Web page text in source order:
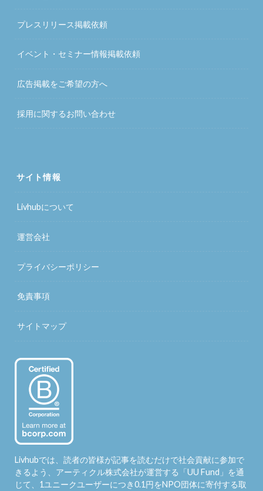
プレスリリース掲載依頼
イベント・セミナー情報掲載依頼
広告掲載をご希望の方へ
採用に関するお問い合わせ
サイト情報
Livhubについて
運営会社
プライバシーポリシー
免責事項
サイトマップ
Livhubでは、読者の皆様が記事を読むだけで社会貢献に参加で
きるよう、アーティクル株式会社が運営する「UU Fund 」を通
じて、1ユニークユーザーにつき0.1円をNPO団体に寄付する取